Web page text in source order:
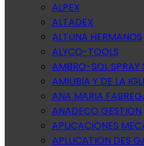
ALPEX
ALTADEX
ALTUNA HERMANOS
ALYCO-TOOLS
AMBRO-SOL SPRAY
AMILIBIA Y DE LA
ANA MARIA
ANADECO GESTION
APLICACIONES
APLLICATION DES